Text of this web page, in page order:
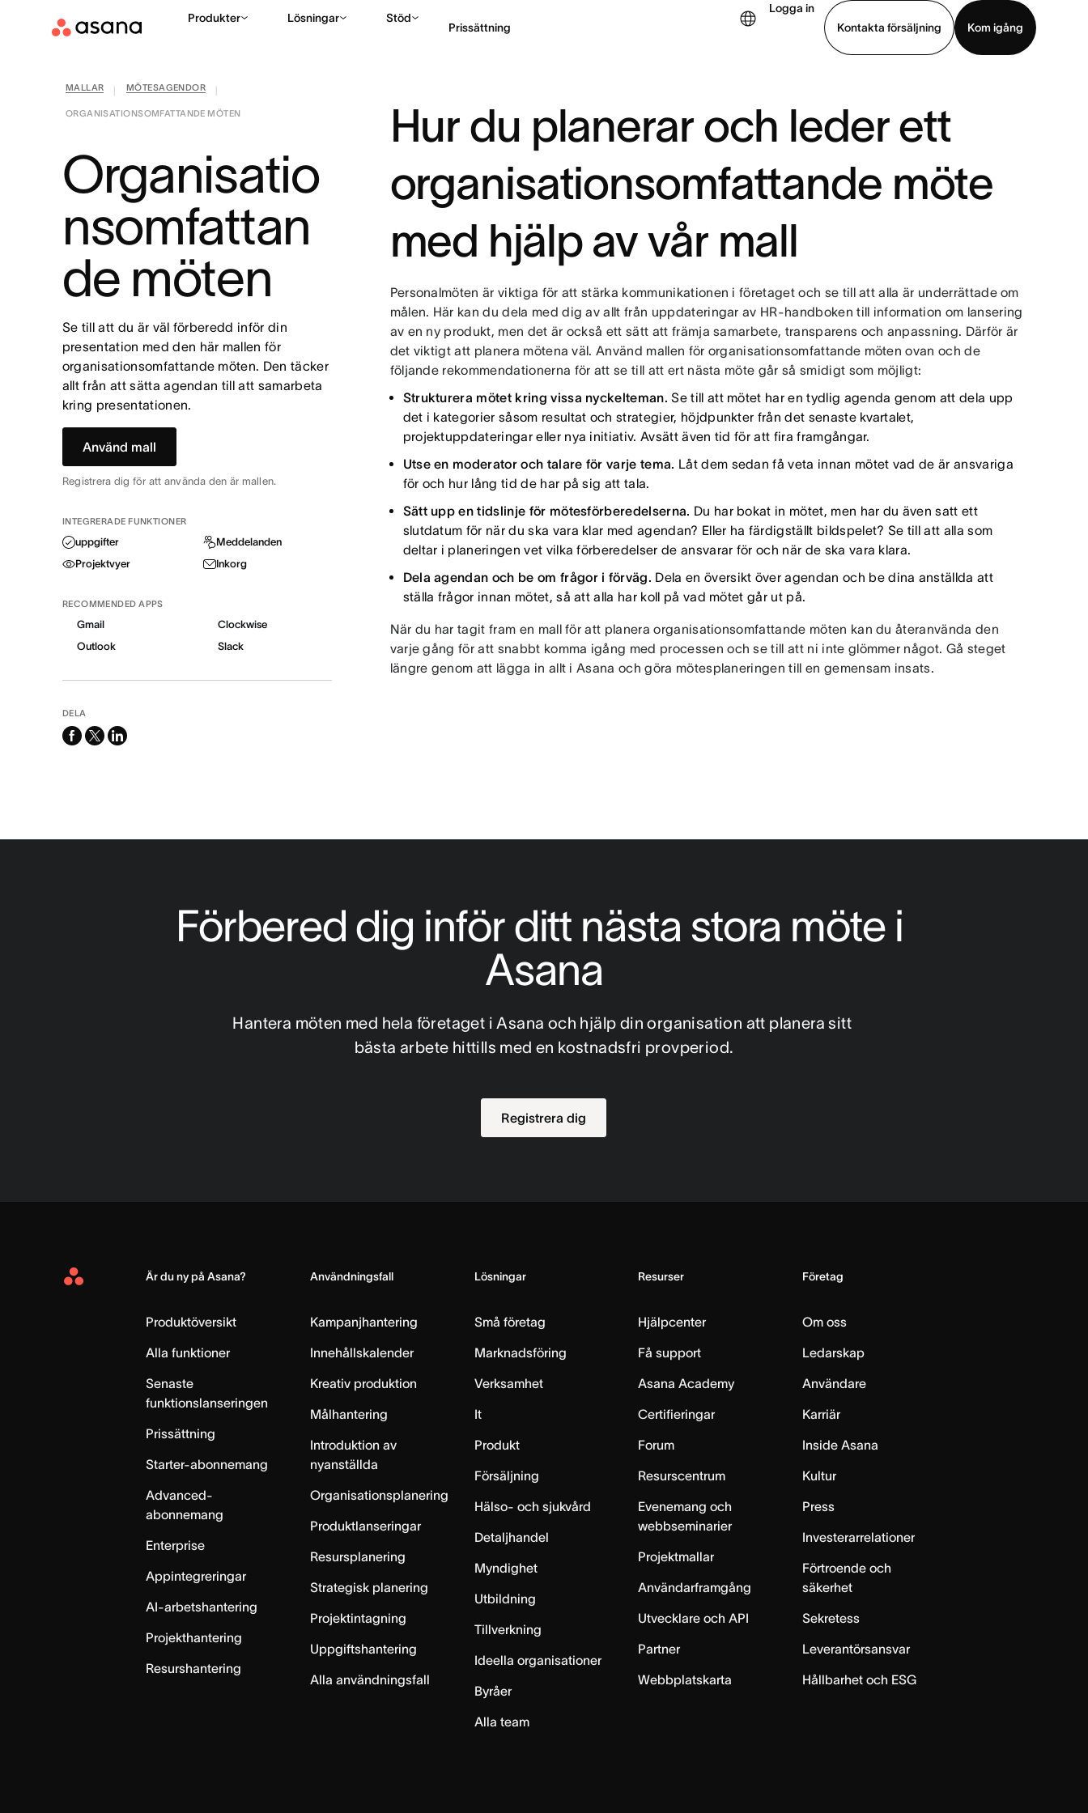
Produkter Lösningar Stöd
Prissättning
Logga in
Kontakta försäljning
Kom igång
MALLAR MÖTESAGENDOR
ORGANISATIONSOMFATTANDE MÖTEN
Organisatio
nsomfattan
de möten
Se till att du är väl förberedd inför din
presentation med den här mallen för
organisationsomfattande möten. Den täcker
allt från att sätta agendan till att samarbeta
kring presentationen.
Använd mall
Registrera dig för att använda den är mallen.
INTEGRERADE FUNKTIONER
uppgifter
Meddelanden
Projektvyer
Inkorg
RECOMMENDED APPS
Gmail
Clockwise
Outlook
Slack
DELA
facebook
x-
linkedin
Hur du planerar och leder ett
organisationsomfattande möte
med hjälp av vår mall
Personalmöten är viktiga för att stärka kommunikationen i företaget och se till att alla är underrättade om
målen. Här kan du dela med dig av allt från uppdateringar av HR-handboken till information om lansering
av en ny produkt, men det är också ett sätt att främja samarbete, transparens och anpassning. Därför är
det viktigt att planera mötena väl. Använd mallen för organisationsomfattande möten ovan och de
följande rekommendationerna för att se till att ert nästa möte går så smidigt som möjligt:
Strukturera mötet kring vissa nyckelteman.Se till att mötet har en tydlig agenda genom att dela upp
det i kategorier såsom resultat och strategier, höjdpunkter från det senaste kvartalet,
projektuppdateringar eller nya initiativ. Avsätt även tid för att fira framgångar.
Utse en moderator och talare för varje tema. Låt dem sedan få veta innan mötet vad de är ansvariga
för och hur lång tid de har på sig att tala.
Sätt upp en tidslinje för mötesförberedelserna. Du har bokat in mötet, men har du även satt ett
slutdatum för när du ska vara klar med agendan? Eller ha färdigställt bildspelet? Se till att alla som
deltar i planeringen vet vilka förberedelser de ansvarar för och när de ska vara klara.
Dela agendan och be om frågor i förväg. Dela en översikt över agendan och be dina anställda att
ställa frågor innan mötet, så att alla har koll på vad mötet går ut på.
När du har tagit fram en mall för att planera organisationsomfattande möten kan du återanvända den
varje gång för att snabbt komma igång med processen och se till att ni inte glömmer något. Gå steget
längre genom att lägga in allt i Asana och göra mötesplaneringen till en gemensam insats.
Förbered dig inför ditt nästa stora möte i
Asana
Hantera möten med hela företaget i Asana och hjälp din organisation att planera sitt
bästa arbete hittills med en kostnadsfri provperiod.
Registrera dig
Asana
Är du ny på Asana?
Produktöversikt
Alla funktioner
Senaste
funktionslanseringen
Prissättning
Starter-abonnemang
Advanced-
abonnemang
Enterprise
Appintegreringar
AI-arbetshantering
Projekthantering
Resurshantering
Användningsfall
Kampanjhantering
Innehållskalender
Kreativ produktion
Målhantering
Introduktion av
nyanställda
Organisationsplanering
Produktlanseringar
Resursplanering
Strategisk planering
Projektintagning
Uppgiftshantering
Alla användningsfall
Lösningar
Små företag
Marknadsföring
Verksamhet
It
Produkt
Försäljning
Hälso- och sjukvård
Detaljhandel
Myndighet
Utbildning
Tillverkning
Ideella organisationer
Byråer
Alla team
Resurser
Hjälpcenter
Få support
Asana Academy
Certifieringar
Forum
Resurscentrum
Evenemang och
webbseminarier
Projektmallar
Användarframgång
Utvecklare och API
Partner
Webbplatskarta
Företag
Om oss
Ledarskap
Användare
Karriär
Inside Asana
Kultur
Press
Investerarrelationer
Förtroende och
säkerhet
Sekretess
Leverantörsansvar
Hållbarhet och ESG